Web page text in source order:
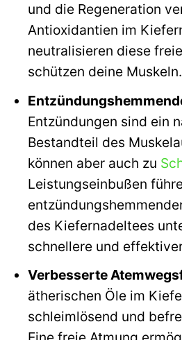
und die Regeneration
Antioxidantien im
neutralisieren diese
schützen deine Muskeln.
Entzündungen sind ein
Bestandteil des
können aber auch zu
Leistungseinbußen
des Kiefernadeltees
schnellere und
Verbesserte
ätherischen Öle im
schleimlösend und